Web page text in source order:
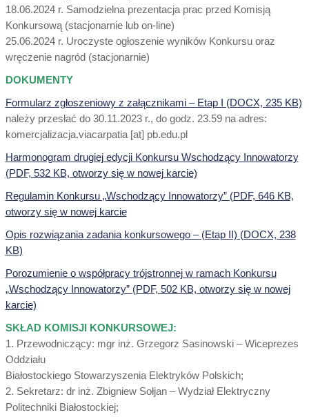
18.06.2024 r. Samodzielna prezentacja prac przed Komisją
Konkursową (stacjonarnie lub on-line)
25.06.2024 r. Uroczyste ogłoszenie wyników Konkursu oraz
wręczenie nagród (stacjonarnie)
DOKUMENTY
Formularz zgłoszeniowy z załącznikami – Etap I (DOCX, 235 KB)
należy przesłać do 30.11.2023 r., do godz. 23.59 na adres:
komercjalizacja.viacarpatia [at] pb.edu.pl
Harmonogram drugiej edycji Konkursu Wschodzący Innowatorzy
(PDF, 532 KB, otworzy się w nowej karcie)
Regulamin Konkursu „Wschodzący Innowatorzy” (PDF, 646 KB,
otworzy się w nowej karcie
Opis rozwiązania zadania konkursowego – (Etap II) (DOCX, 238
KB)
Porozumienie o współpracy trójstronnej w ramach Konkursu
„Wschodzący Innowatorzy” (PDF, 502 KB, otworzy się w nowej
karcie)
SKŁAD KOMISJI KONKURSOWEJ:
1. Przewodniczący: mgr inż. Grzegorz Sasinowski – Wiceprezes
Oddziału
Białostockiego Stowarzyszenia Elektryków Polskich;
2. Sekretarz: dr inż. Zbigniew Sołjan – Wydział Elektryczny
Politechniki Białostockiej;